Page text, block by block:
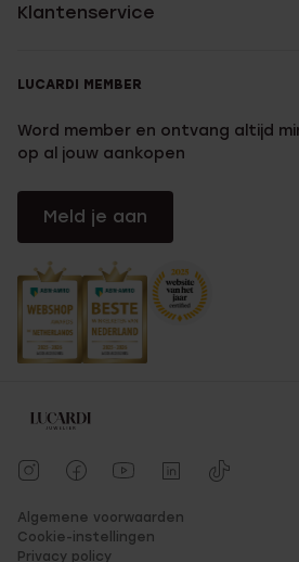
Klantenservice
LUCARDI MEMBER
Word member en ontvang altijd
op al jouw aankopen
Meld je aan
Algemene voorwaarden
Cookie-instellingen
Privacy policy